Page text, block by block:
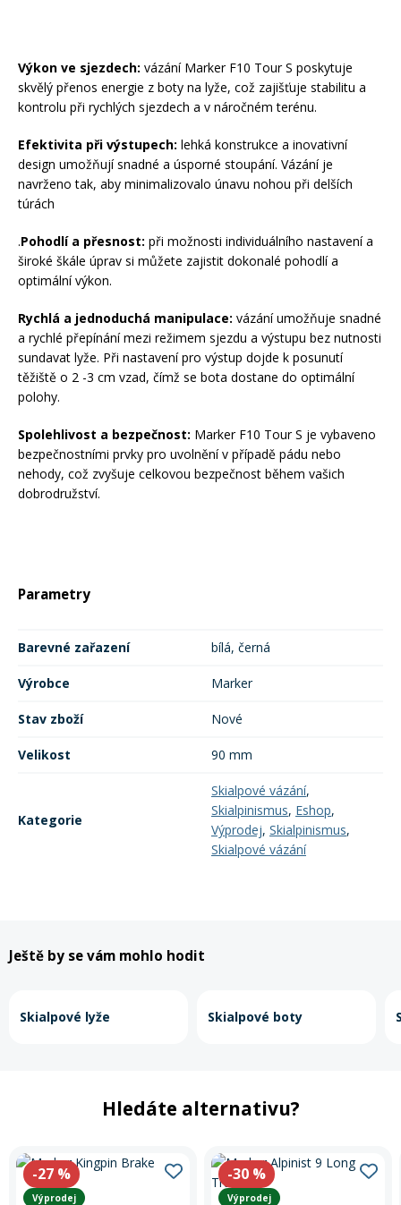
Výkon ve sjezdech: vázání Marker F10 Tour S poskytuje
skvělý přenos energie z boty na lyže, což zajišťuje stabilitu a
kontrolu při rychlých sjezdech a v náročném terénu.
Efektivita při výstupech: lehká konstrukce a inovativní
design umožňují snadné a úsporné stoupání. Vázání je
navrženo tak, aby minimalizovalo únavu nohou při delších
túrách
.Pohodlí a přesnost: při možnosti individuálního nastavení a
široké škále úprav si můžete zajistit dokonalé pohodlí a
optimální výkon.
Rychlá a jednoduchá manipulace: vázání umožňuje snadné
a rychlé přepínání mezi režimem sjezdu a výstupu bez nutnosti
sundavat lyže. Při nastavení pro výstup dojde k posunutí
těžiště o 2 -3 cm vzad, čímž se bota dostane do optimální
polohy.
Spolehlivost a bezpečnost: Marker F10 Tour S je vybaveno
bezpečnostními prvky pro uvolnění v případě pádu nebo
nehody, což zvyšuje celkovou bezpečnost během vašich
dobrodružství.
Parametry
Barevné zařazení bílá, černá
Výrobce Marker
Stav zboží Nové
Velikost 90 mm
Kategorie
Skialpové vázání,
Skialpinismus, Eshop,
Výprodej, Skialpinismus,
Skialpové vázání
Ještě by se vám mohlo hodit
Skialpové lyže Skialpové boty
Hledáte alternativu?
-27 %
Výprodej
-30 %
Výprodej